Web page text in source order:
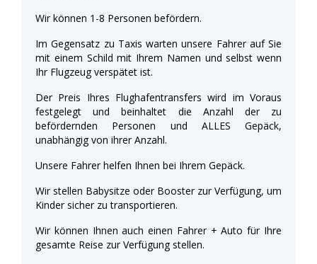
Wir können 1-8 Personen befördern.
Im Gegensatz zu Taxis warten unsere Fahrer auf Sie
mit einem Schild mit Ihrem Namen und selbst wenn
Ihr Flugzeug verspätet ist.
Der Preis Ihres Flughafentransfers wird im Voraus
festgelegt und beinhaltet die Anzahl der zu
befördernden Personen und ALLES Gepäck,
unabhängig von ihrer Anzahl.
Unsere Fahrer helfen Ihnen bei Ihrem Gepäck.
Wir stellen Babysitze oder Booster zur Verfügung, um
Kinder sicher zu transportieren.
Wir können Ihnen auch einen Fahrer + Auto für Ihre
gesamte Reise zur Verfügung stellen.